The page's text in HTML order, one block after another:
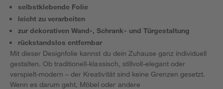
selbstklebende Folie
leicht zu verarbeiten
zur dekorativen Wand-, Schrank- und Türgestaltung
rückstandslos entfernbar
Mit dieser Designfolie kannst du dein Zuhause ganz individuell
gestalten. Ob traditionell-klassisch, stillvoll-elegant oder
verspielt-modern – der Kreativität sind keine Grenzen gesetzt.
Wenn es darum geht, Möbel oder andere